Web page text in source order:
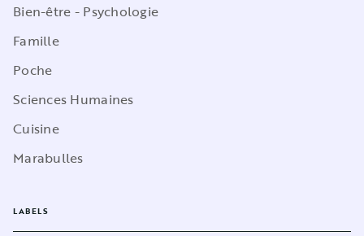
Bien-être - Psychologie
Famille
Poche
Sciences Humaines
Cuisine
Marabulles
LABELS